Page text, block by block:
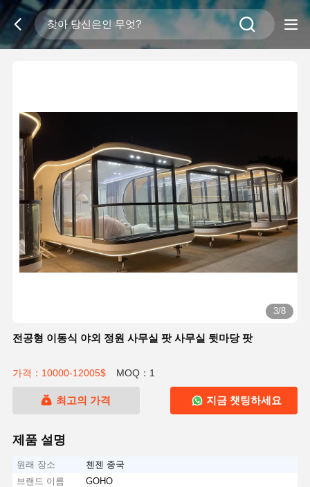
3/8
전공형 이동식 야외 정원 사무실 팟 사무실 뒷마당 팟
가격：10000-12005$ MOQ：1
최고의 가격 지금 챗팅하세요
제품 설명
원래 장소
첸젠 중국
브랜드 이름
GOHO